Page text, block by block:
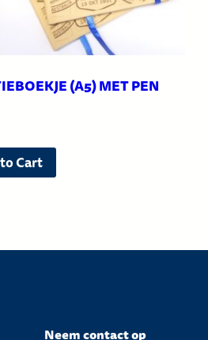
(A5) MET PEN
Cart
Neem contact op